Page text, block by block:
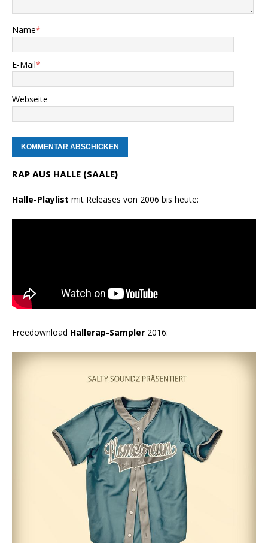
Name*
E-Mail*
Webseite
RAP AUS HALLE (SAALE)
Halle-Playlist mit Releases von 2006 bis heute:
Freedownload Hallerap-Sampler 2016: